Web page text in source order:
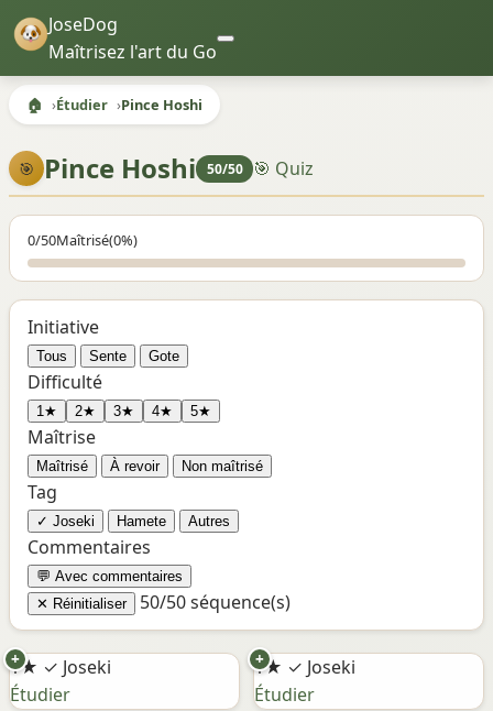
JoseDog
Maîtrisez l'art du Go
🏠 Étudier Pince Hoshi
🎯 Pince Hoshi 50/50 🎯 Quiz
0/50Maîtrisé(0%)
Initiative
Tous Sente Gote
Difficulté
1★ 2★ 3★ 4★ 5★
Maîtrise
Maîtrisé À revoir Non maîtrisé
Tag
✓ Joseki Hamete Autres
Commentaires
💬 Avec commentaires
✕ Réinitialiser
50/50 séquence(s)
1★ ✓ Joseki
+
Étudier
1★ ✓ Joseki
+
Étudier